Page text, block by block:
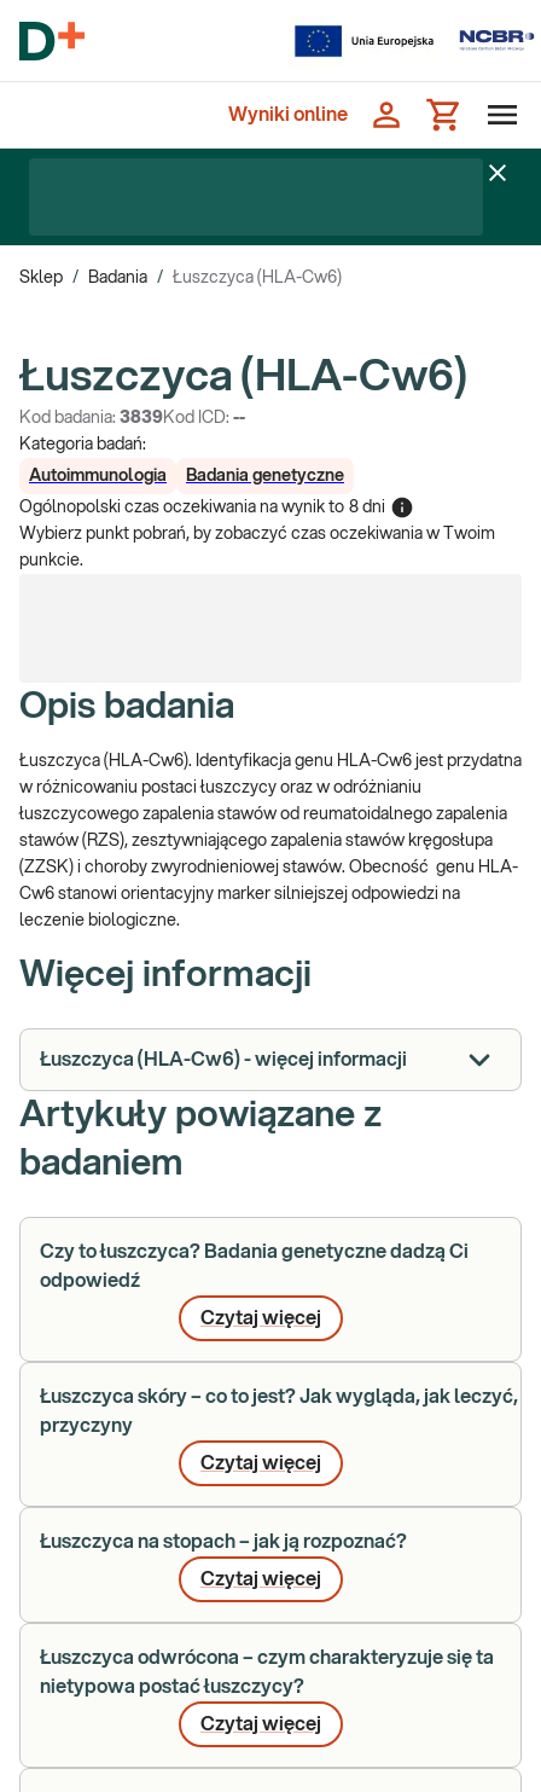
Wyniki online
Sklep / Badania / Łuszczyca (HLA-Cw6)
Łuszczyca (HLA-Cw6)
Kod badania: 3839Kod ICD: --
Kategoria badań:
Autoimmunologia
Badania genetyczne
Ogólnopolski czas oczekiwania na wynik to 8 dni
Wybierz punkt pobrań, by zobaczyć czas oczekiwania w Twoim
punkcie.
Opis badania
Łuszczyca (HLA-Cw6). Identyfikacja genu HLA-Cw6 jest przydatna
w różnicowaniu postaci łuszczycy oraz w odróżnianiu
łuszczycowego zapalenia stawów od reumatoidalnego zapalenia
stawów (RZS), zesztywniającego zapalenia stawów kręgosłupa
(ZZSK) i choroby zwyrodnieniowej stawów. Obecność genu HLA-
Cw6 stanowi orientacyjny marker silniejszej odpowiedzi na
leczenie biologiczne.
Więcej informacji
Łuszczyca (HLA-Cw6) - więcej informacji
Artykuły powiązane z
badaniem
Czy to łuszczyca? Badania genetyczne dadzą Ci
odpowiedź
Czytaj więcej
Łuszczyca skóry – co to jest? Jak wygląda, jak leczyć,
przyczyny
Czytaj więcej
Łuszczyca na stopach – jak ją rozpoznać?
Czytaj więcej
Łuszczyca odwrócona – czym charakteryzuje się ta
nietypowa postać łuszczycy?
Czytaj więcej